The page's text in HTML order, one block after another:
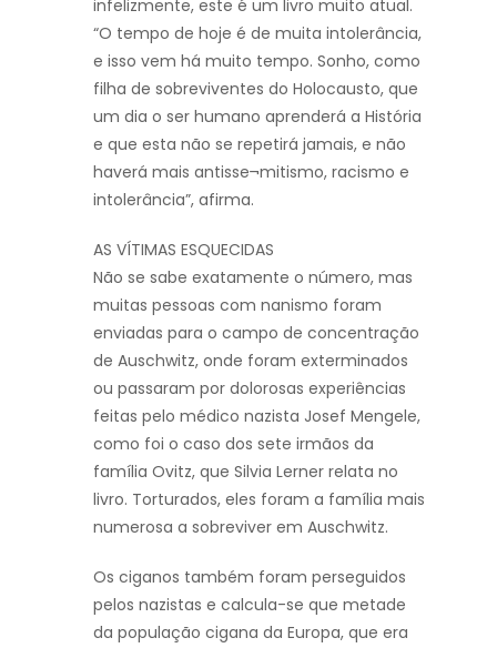
infelizmente, este é um livro muito atual.
“O tempo de hoje é de muita intolerância,
e isso vem há muito tempo. Sonho, como
filha de sobreviventes do Holocausto, que
um dia o ser humano aprenderá a História
e que esta não se repetirá jamais, e não
haverá mais antisse¬mitismo, racismo e
intolerância”, afirma.
AS VÍTIMAS ESQUECIDAS
Não se sabe exatamente o número, mas
muitas pessoas com nanismo foram
enviadas para o campo de concentração
de Auschwitz, onde foram exterminados
ou passaram por dolorosas experiências
feitas pelo médico nazista Josef Mengele,
como foi o caso dos sete irmãos da
família Ovitz, que Silvia Lerner relata no
livro. Torturados, eles foram a família mais
numerosa a sobreviver em Auschwitz.
Os ciganos também foram perseguidos
pelos nazistas e calcula-se que metade
da população cigana da Europa, que era